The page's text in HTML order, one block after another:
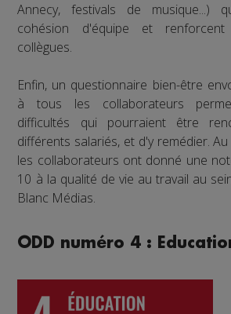
Annecy, festivals de musique...)
cohésion d'équipe et
collègues.
Enfin, un questionnaire bien-être
à tous les collaborateurs
difficultés qui pourraient être
différents salariés, et d'y remédier.
les collaborateurs ont donné une
10 à la qualité de vie au travail au
Blanc Médias.
ODD numéro 4 :